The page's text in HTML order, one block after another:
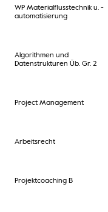
WP Materialflusstechnik u. -
automatisierung
Algorithmen und
Datenstrukturen Üb. Gr. 2
Project Management
Arbeitsrecht
Projektcoaching B